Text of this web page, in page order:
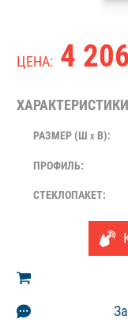
ЦЕНА: 4
РАЗМЕР (Ш X В):
ПРОФИЛЬ:
СТЕКЛОПАКЕТ: